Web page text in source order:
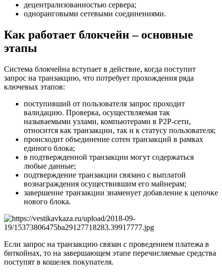
децентрализованностью сервера;
одноранговыми сетевыми соединениями.
Как работает блокчейн – основные
этапы
Система блокчейна вступает в действие, когда поступит
запрос на транзакцию, что потребует прохождения ряда
ключевых этапов:
поступивший от пользователя запрос проходит
валидацию. Проверка, осуществляемая так
называемыми узлами, компьютерами в Р2Р-сети,
относится как транзакции, так и к статусу пользователя;
происходит объединение сотен транзакций в рамках
единого блока;
в подтвержденной транзакции могут содержаться
любые данные;
подтверждение транзакции связано с выплатой
вознаграждения осуществившим его майнерам;
завершение транзакции знаменует добавление к цепочке
нового блока.
Если запрос на транзакцию связан с проведением платежа в
биткойнах, то на завершающем этапе перечисляемые средства
поступят в кошелек покупателя.